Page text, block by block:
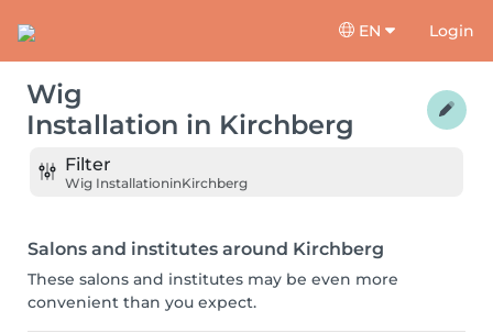
EN Login
Wig
Installation in Kirchberg
Filter
Wig InstallationinKirchberg
Salons and institutes around Kirchberg
These salons and institutes may be even more
convenient than you expect.